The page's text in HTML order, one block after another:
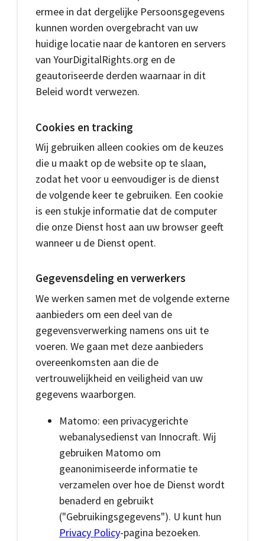
ermee in dat dergelijke Persoonsgegevens
kunnen worden overgebracht van uw
huidige locatie naar de kantoren en servers
van YourDigitalRights.org en de
geautoriseerde derden waarnaar in dit
Beleid wordt verwezen.
Cookies en tracking
Wij gebruiken alleen cookies om de keuzes
die u maakt op de website op te slaan,
zodat het voor u eenvoudiger is de dienst
de volgende keer te gebruiken. Een cookie
is een stukje informatie dat de computer
die onze Dienst host aan uw browser geeft
wanneer u de Dienst opent.
Gegevensdeling en verwerkers
We werken samen met de volgende externe
aanbieders om een deel van de
gegevensverwerking namens ons uit te
voeren. We gaan met deze aanbieders
overeenkomsten aan die de
vertrouwelijkheid en veiligheid van uw
gegevens waarborgen.
Matomo: een privacygerichte
webanalysedienst van Innocraft. Wij
gebruiken Matomo om
geanonimiseerde informatie te
verzamelen over hoe de Dienst wordt
benaderd en gebruikt
("Gebruikingsgegevens"). U kunt hun
Privacy Policy-pagina bezoeken.